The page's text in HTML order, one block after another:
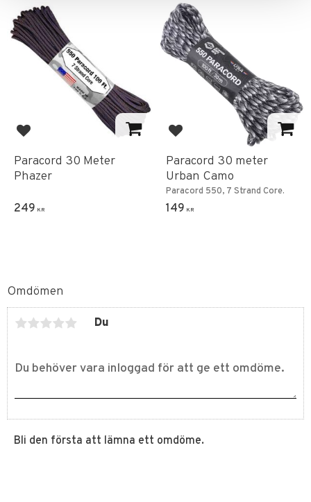
Omdömen
Du
Bli den första att lämna ett omdöme.
Lägg till i favoriter
Paracord 30 Meter
Phazer
249 KR
Lägg till i favoriter
Paracord 30 meter
Urban Camo
Paracord 550, 7 Strand Core.
149 KR